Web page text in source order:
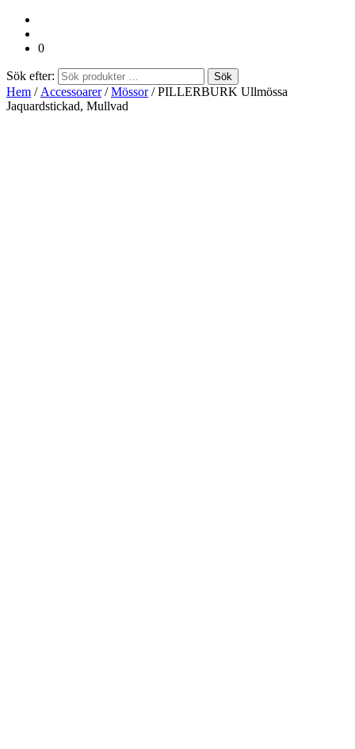
0
Sök efter: Sök
Hem / Accessoarer/Mössor/ PILLERBURK Ullmössa
Jaquardstickad, Mullvad